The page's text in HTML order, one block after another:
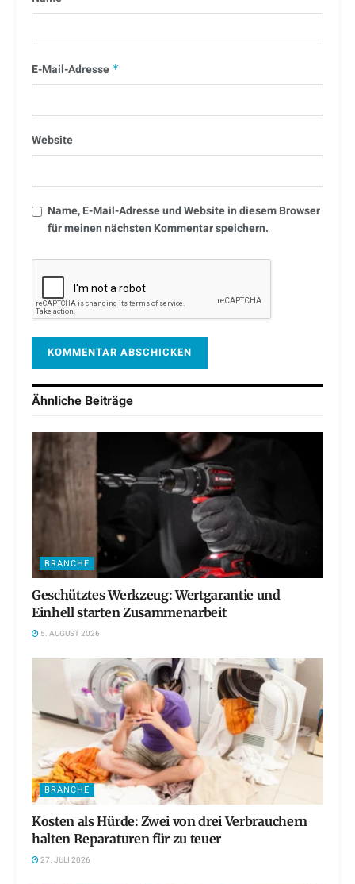
E-Mail-Adresse *
Website
Name, E-Mail-Adresse und Website in diesem Browser
für meinen nächsten Kommentar speichern.
Ähnliche Beiträge
BRANCHE
Geschütztes Werkzeug: Wertgarantie und
Einhell starten Zusammenarbeit
5. AUGUST 2026
BRANCHE
Kosten als Hürde: Zwei von drei Verbrauchern
halten Reparaturen für zu teuer
27. JULI 2026